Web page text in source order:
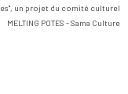
un projet du comité culturel
MELTING POTES - Sama Culture